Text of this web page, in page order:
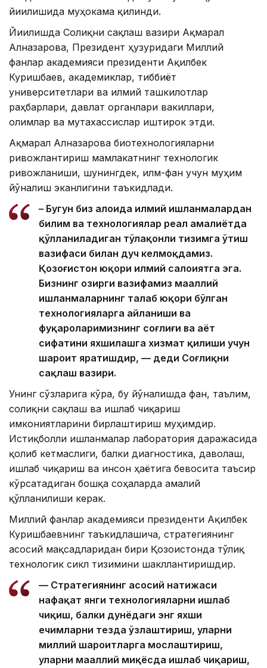
йиғилишида муҳокама қилинди.
Йиғилишда Соғлиқни сақлаш вазири Ақмарал
Алназарова, Президент ҳузуридаги Миллий
фанлар академияси президенти Ақилбек
Куришбаев, академиклар, тиббиёт
университетлари ва илмий ташкилотлар
раҳбарлари, давлат органлари вакиллари,
олимлар ва мутахассислар иштирок этди.
Ақмарал Алназарова биотехнологияларни
ривожлантириш мамлакатнинг технологик
ривожланиши, шунингдек, илм-фан учун муҳим
йўналиш эканлигини таъкидлади.
– Бугун биз алоҳида илмий ишланмалардан
билим ва технологиялар реал амалиётда
қўлланиладиган тўлақонли тизимга ўтиш
вазифаси билан дуч келмоқдамиз.
Қозоғистон юқори илмий салоҳиятга эга.
Бизнинг ҳозирги вазифамиз маҳаллий
ишланмаларнинг талаб юқори бўлган
технологияларга айланиши ва
фуқароларимизнинг соғлиғи ва ҳаёт
сифатини яхшилашга хизмат қилиши учун
шароит яратишдир, — деди Соғлиқни
сақлаш вазири.
Унинг сўзларига кўра, бу йўналишда фан, таълим,
соғлиқни сақлаш ва ишлаб чиқариш
имкониятларини бирлаштириш муҳимдир.
Истиқболли ишланмалар лаборатория даражасида
қолиб кетмаслиги, балки диагностика, даволаш,
ишлаб чиқариш ва инсон ҳаётига бевосита таъсир
кўрсатадиган бошқа соҳаларда амалий
қўлланилиши керак.
Миллий фанлар академияси президенти Ақилбек
Куришбаевнинг таъкидлашича, стратегиянинг
асосий мақсадларидан бири Қозоғистонда тўлиқ
технологик сикл тизимини шакллантиришдир.
— Стратегиянинг асосий натижаси
нафақат янги технологияларни ишлаб
чиқиш, балки дунёдаги энг яхши
ечимларни тезда ўзлаштириш, уларни
миллий шароитларга мослаштириш,
уларни маҳаллий миқёсда ишлаб чиқариш,